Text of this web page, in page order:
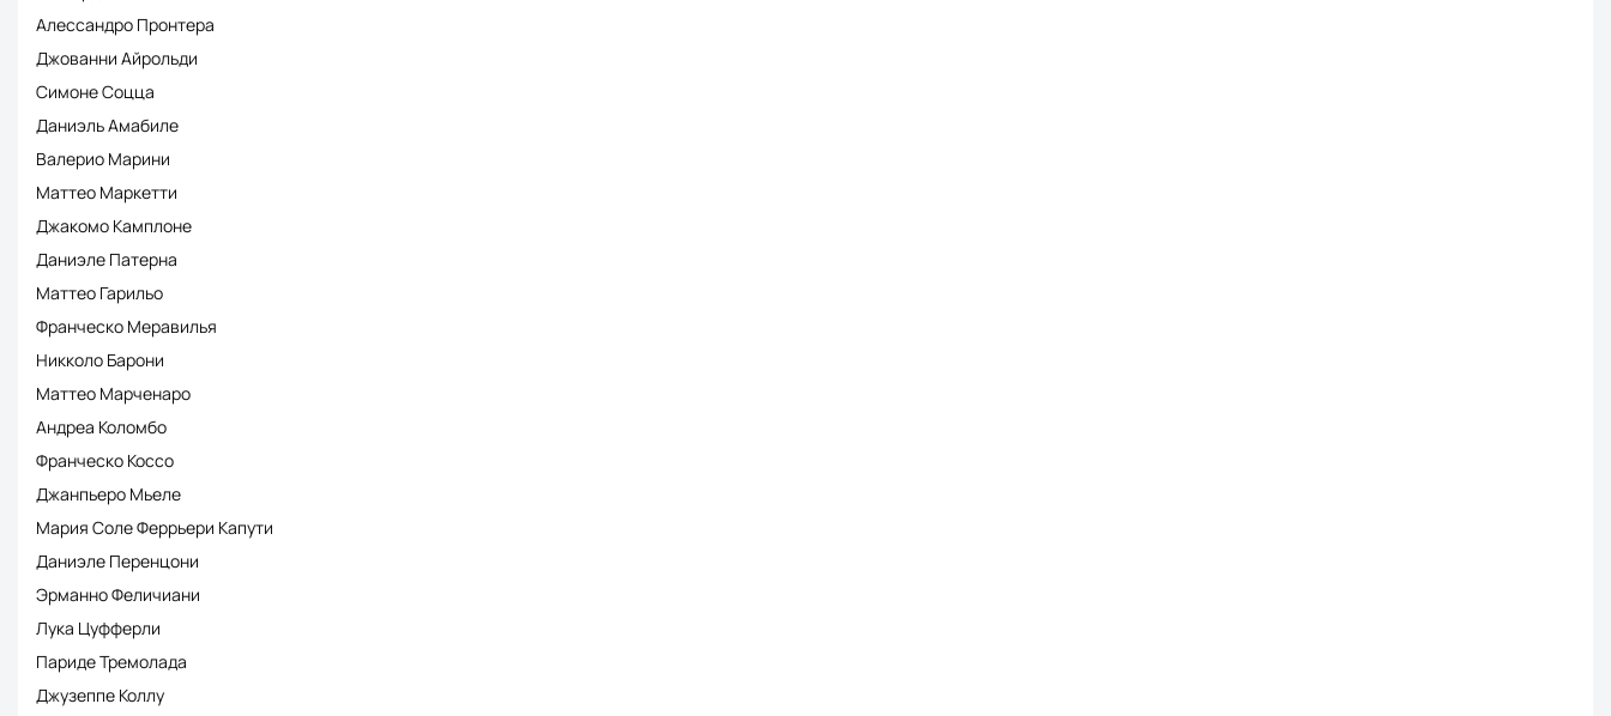
Алессандро Пронтера
Джованни Айрольди
Симоне Соцца
Даниэль Амабиле
Валерио Марини
Маттео Маркетти
Джакомо Камплоне
Даниэле Патерна
Маттео Гарильо
Франческо Меравилья
Никколо Барони
Маттео Марченаро
Андреа Коломбо
Франческо Коссо
Джанпьеро Мьеле
Мария Соле Феррьери Капути
Даниэле Перенцони
Эрманно Феличиани
Лука Цуфферли
Париде Тремолада
Джузеппе Коллу